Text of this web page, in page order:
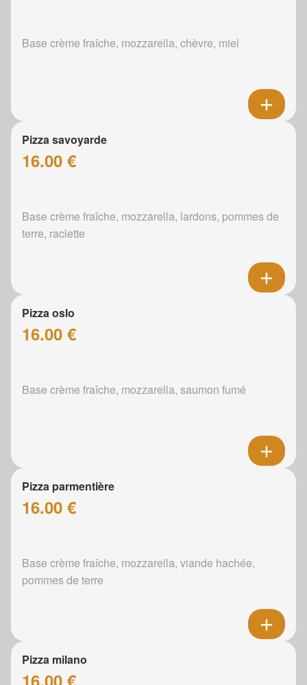
Base crème fraîche, mozzarella, chèvre, miel
Pizza savoyarde
16.00 €
Base crème fraîche, mozzarella, lardons, pommes de
terre, raclette
Pizza oslo
16.00 €
Base crème fraîche, mozzarella, saumon fumé
Pizza parmentière
16.00 €
Base crème fraîche, mozzarella, viande hachée,
pommes de terre
Pizza milano
16.00 €